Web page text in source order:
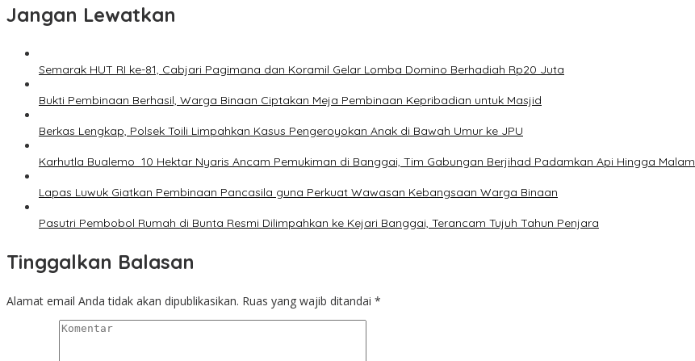
Jangan Lewatkan
Semarak HUT RI ke-81, Cabjari Pagimana dan Koramil Gelar Lomba Domino Berhadiah Rp20 Juta
Bukti Pembinaan Berhasil, Warga Binaan Ciptakan Meja Pembinaan Kepribadian untuk Masjid
Berkas Lengkap, Polsek Toili Limpahkan Kasus Pengeroyokan Anak di Bawah Umur ke JPU
Karhutla Bualemo 10 Hektar Nyaris Ancam Pemukiman di Banggai, Tim Gabungan Berjihad Padamkan Api Hingga Malam
Lapas Luwuk Giatkan Pembinaan Pancasila guna Perkuat Wawasan Kebangsaan Warga Binaan
Pasutri Pembobol Rumah di Bunta Resmi Dilimpahkan ke Kejari Banggai, Terancam Tujuh Tahun Penjara
Tinggalkan Balasan
Alamat email Anda tidak akan dipublikasikan. Ruas yang wajib ditandai *